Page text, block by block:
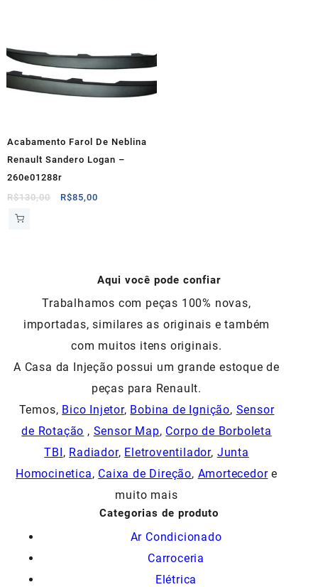
Acabamento Farol De Neblina
Renault Sandero Logan –
260e01288r
R$130,00
O
R$85,00
Aqui você pode confiar
Trabalhamos com peças 100% novas,
importadas, similares as originais e também
com muitos itens originais.
A Casa da Injeção possui um grande estoque de
peças para Renault.
Temos, Bico Injetor, Bobina de Ignição, Sensor
de Rotação , Sensor Map, Corpo de Borboleta
TBI , Radiador, Eletroventilador, Junta
Homocinetica, Caixa de Direção, Amortecedore
muito mais
Categorias de produto
Ar Condicionado
Carroceria
Elétrica